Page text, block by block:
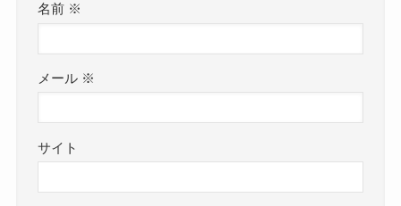
名前 ※
メール ※
サイト